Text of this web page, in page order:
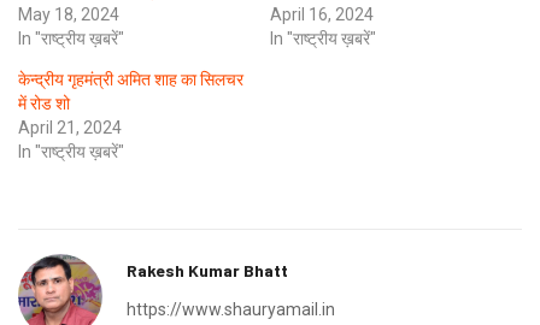
May 18, 2024
In "राष्ट्रीय ख़बरें"
April 16, 2024
In "राष्ट्रीय ख़बरें"
केन्द्रीय गृहमंत्री अमित शाह का सिलचर
में रोड शो
April 21, 2024
In "राष्ट्रीय ख़बरें"
Rakesh Kumar Bhatt
https://www.shauryamail.in